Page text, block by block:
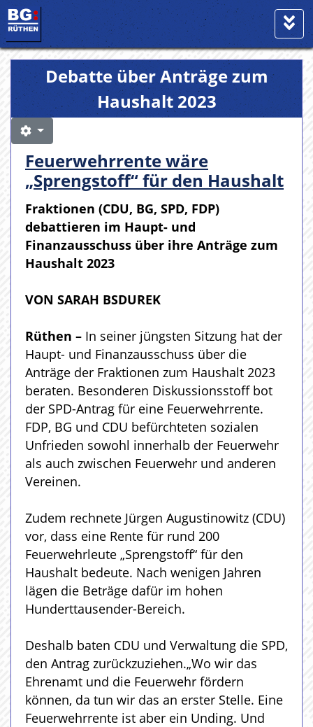
Debatte über Anträge zum
Haushalt 2023
Feuerwehrrente wäre
„Sprengstoff“ für den Haushalt
Fraktionen (CDU, BG, SPD, FDP)
debattieren im Haupt- und
Finanzausschuss über ihre Anträge zum
Haushalt 2023
VON SARAH BSDUREK
Rüthen – In seiner jüngsten Sitzung hat der
Haupt- und Finanzausschuss über die
Anträge der Fraktionen zum Haushalt 2023
beraten. Besonderen Diskussionsstoff bot
der SPD-Antrag für eine Feuerwehrrente.
FDP, BG und CDU befürchteten sozialen
Unfrieden sowohl innerhalb der Feuerwehr
als auch zwischen Feuerwehr und anderen
Vereinen.
Zudem rechnete Jürgen Augustinowitz (CDU)
vor, dass eine Rente für rund 200
Feuerwehrleute „Sprengstoff“ für den
Haushalt bedeute. Nach wenigen Jahren
lägen die Beträge dafür im hohen
Hunderttausender-Bereich.
Deshalb baten CDU und Verwaltung die SPD,
den Antrag zurückzuziehen.„Wo wir das
Ehrenamt und die Feuerwehr fördern
können, da tun wir das an erster Stelle. Eine
Feuerwehrrente ist aber ein Unding. Und